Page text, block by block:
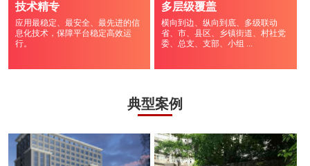
技术精专
应用最稳定、最安全、最先进的信
息化技术，保障平台稳定高效运
行。
多层级覆盖
横向到边、纵向到底、多级联动
省、市、县区、乡镇街道、村社党
委、总支、支部、小组 ...
典型案例